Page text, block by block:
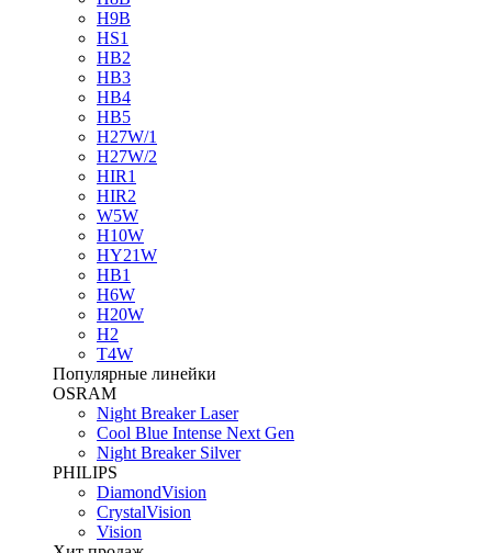
H9B
HS1
HB2
HB3
HB4
HB5
H27W/1
H27W/2
HIR1
HIR2
W5W
H10W
HY21W
HB1
H6W
H20W
H2
T4W
Популярные линейки
OSRAM
Night Breaker Laser
Cool Blue Intense Next Gen
Night Breaker Silver
PHILIPS
DiamondVision
CrystalVision
Vision